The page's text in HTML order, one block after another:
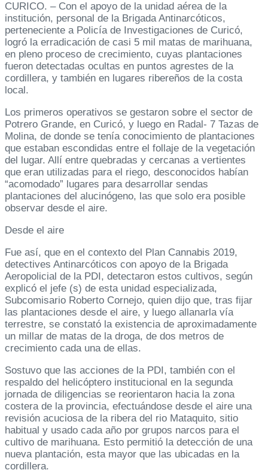
CURICO. – Con el apoyo de la unidad aérea de la
institución, personal de la Brigada Antinarcóticos,
perteneciente a Policía de Investigaciones de Curicó,
logró la erradicación de casi 5 mil matas de marihuana,
en pleno proceso de crecimiento, cuyas plantaciones
fueron detectadas ocultas en puntos agrestes de la
cordillera, y también en lugares ribereños de la costa
local.
Los primeros operativos se gestaron sobre el sector de
Potrero Grande, en Curicó, y luego en Radal- 7 Tazas de
Molina, de donde se tenía conocimiento de plantaciones
que estaban escondidas entre el follaje de la vegetación
del lugar. Allí entre quebradas y cercanas a vertientes
que eran utilizadas para el riego, desconocidos habían
“acomodado” lugares para desarrollar sendas
plantaciones del alucinógeno, las que solo era posible
observar desde el aire.
Desde el aire
Fue así, que en el contexto del Plan Cannabis 2019,
detectives Antinarcóticos con apoyo de la Brigada
Aeropolicial de la PDI, detectaron estos cultivos, según
explicó el jefe (s) de esta unidad especializada,
Subcomisario Roberto Cornejo, quien dijo que, tras fijar
las plantaciones desde el aire, y luego allanarla vía
terrestre, se constató la existencia de aproximadamente
un millar de matas de la droga, de dos metros de
crecimiento cada una de ellas.
Sostuvo que las acciones de la PDI, también con el
respaldo del helicóptero institucional en la segunda
jornada de diligencias se reorientaron hacia la zona
costera de la provincia, efectuándose desde el aire una
revisión acuciosa de la ribera del rio Mataquito, sitio
habitual y usado cada año por grupos narcos para el
cultivo de marihuana. Esto permitió la detección de una
nueva plantación, esta mayor que las ubicadas en la
cordillera.